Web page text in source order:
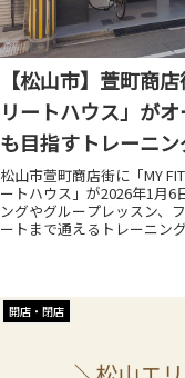
【松山市】萱町商
リートハウス」が
も目指すトレーニ
松山市萱町商店街に「MY
ートハウス」が2026年1月6
ングやグループレッスン、
ートまで通えるトレーニング
開店・閉店